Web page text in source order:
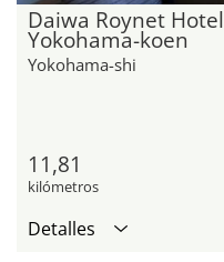
Daiwa Roynet Hotel
Yokohama-koen
Yokohama-shi
11,81
kilómetros
Detalles